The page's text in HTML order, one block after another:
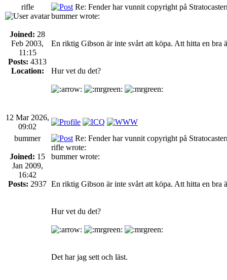
rifle
Joined: 28
Feb 2003,
11:15
Posts: 4313
Location:
Re: Fender har vunnit copyright på
bummer wrote:
En riktig Gibson är inte svårt att köpa. Att hitta en bra
Hur vet du det?
12 Mar 2026,
09:02
bummer
Joined: 15
Jan 2009,
16:42
Posts: 2937
Re: Fender har vunnit copyright på
rifle wrote:
bummer wrote:
En riktig Gibson är inte svårt att köpa. Att hitta en bra
Hur vet du det?
Det har jag sett och läst.